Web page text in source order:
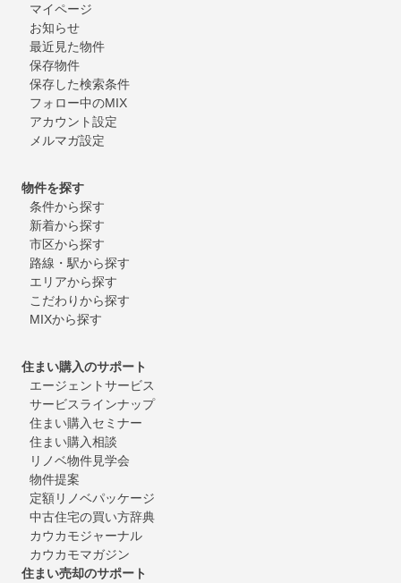
マイページ
お知らせ
最近見た物件
保存物件
保存した検索条件
フォロー中のMIX
アカウント設定
メルマガ設定
物件を探す
条件から探す
新着から探す
市区から探す
路線・駅から探す
エリアから探す
こだわりから探す
MIXから探す
住まい購入のサポート
エージェントサービス
サービスラインナップ
住まい購入セミナー
住まい購入相談
リノベ物件見学会
物件提案
定額リノベパッケージ
中古住宅の買い方辞典
カウカモジャーナル
カウカモマガジン
住まい売却のサポート